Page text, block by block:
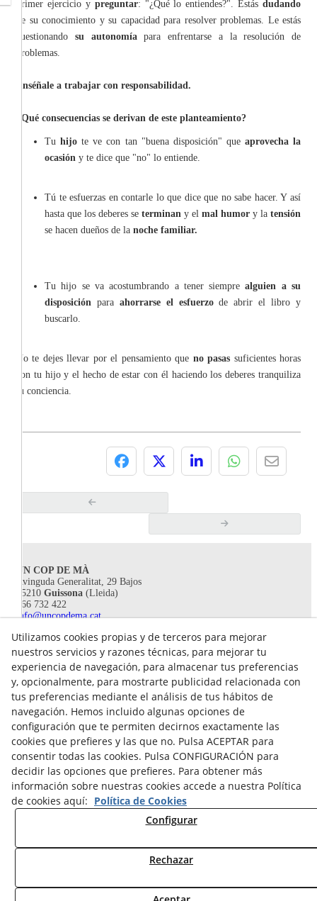
primer ejercicio y preguntar: "¿Qué lo entiendes?". Estás dudando
de su conocimiento y su capacidad para resolver problemas. Le estás
cuestionando su autonomíapara enfrentarse a la resolución de
problemas.
Enséñale a trabajar con responsabilidad.
¿Qué consecuencias se derivan de este planteamiento?
Tuhijote ve con tan "buena disposición" que aprovecha la
ocasión y te dice que "no" lo entiende.
Tú te esfuerzas en contarle lo que dice que no sabe hacer. Y así
hasta que los deberes se terminan y el mal humor y la tensión
se hacen dueños de la noche familiar.
Tu hijo se va acostumbrando a tener siemprealguien a su
disposición para ahorrarse el esfuerzode abrir el libro y
buscarlo.
No te dejes llevar por el pensamiento que no pasas suficientes horas
con tu hijo y el hecho de estar con él haciendo los deberes tranquiliza
tu conciencia.
UN COP DE MÀ
Avinguda Generalitat, 29 Bajos
25210 Guissona (Lleida)
666 732 422
info@uncopdema.cat
!SÍGUENOS!
Aviso legal
Utilizamos cookies propias y de terceros para mejorar
nuestros servicios y razones técnicas, para mejorar tu
experiencia de navegación, para almacenar tus preferencias
y, opcionalmente, para mostrarte publicidad relacionada con
tus preferencias mediante el análisis de tus hábitos de
navegación. Hemos incluido algunas opciones de
configuración que te permiten decirnos exactamente las
cookies que prefieres y las que no. Pulsa ACEPTAR para
consentir todas las cookies. Pulsa CONFIGURACIÓN para
decidir las opciones que prefieres. Para obtener más
información sobre nuestras cookies accede a nuestra Política
de cookies aquí: Política de Cookies
Configurar
Rechazar